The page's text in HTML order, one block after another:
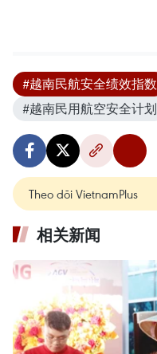
#越南民航安全绩效指数
#越南民用航空安全计划
Theo dõi VietnamPlus
相关新闻